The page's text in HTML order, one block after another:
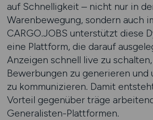
auf Schnelligkeit – nicht nur in
Warenbewegung, sondern auch
CARGO.JOBS unterstützt diese
eine Plattform, die darauf
Anzeigen schnell live zu
Bewerbungen zu generieren und
zu kommunizieren. Damit
Vorteil gegenüber träge
Generalisten-Plattformen.